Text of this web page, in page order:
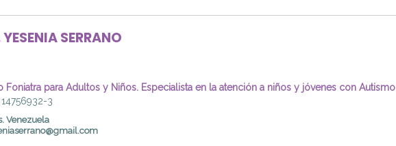
YESENIASERRANO
Foniatra para Adultos y Niños. Especialista en la atención a niños y jóvenes con Autismo
14756932-3
Venezuela